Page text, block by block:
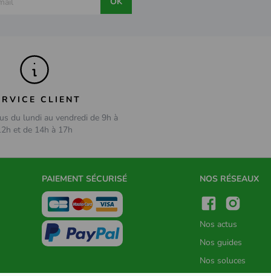
CLIENT
du lundi au vendredi de 9h à
et de 14h à 17h
PAIEMENT SÉCURISÉ NOS RÉSEAUX
Nos actus
Nos guides
Nos soluces